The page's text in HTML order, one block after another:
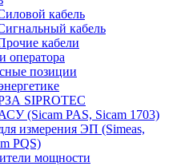
кабель
кабель
кабели
оператора
позиции
SIPROTEC
(Sicam PAS, Sicam 1703)
измерения ЭП (Simeas,
PQS)
мощности